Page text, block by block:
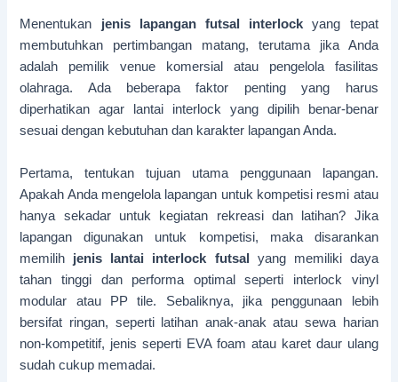
Menentukan jenis lapangan futsal interlock yang tepat
membutuhkan pertimbangan matang, terutama jika Anda
adalah pemilik venue komersial atau pengelola fasilitas
olahraga. Ada beberapa faktor penting yang harus
diperhatikan agar lantai interlock yang dipilih benar-benar
sesuai dengan kebutuhan dan karakter lapangan Anda.
Pertama, tentukan tujuan utama penggunaan lapangan.
Apakah Anda mengelola lapangan untuk kompetisi resmi atau
hanya sekadar untuk kegiatan rekreasi dan latihan? Jika
lapangan digunakan untuk kompetisi, maka disarankan
memilih jenis lantai interlock futsal yang memiliki daya
tahan tinggi dan performa optimal seperti interlock vinyl
modular atau PP tile. Sebaliknya, jika penggunaan lebih
bersifat ringan, seperti latihan anak-anak atau sewa harian
non-kompetitif, jenis seperti EVA foam atau karet daur ulang
sudah cukup memadai.